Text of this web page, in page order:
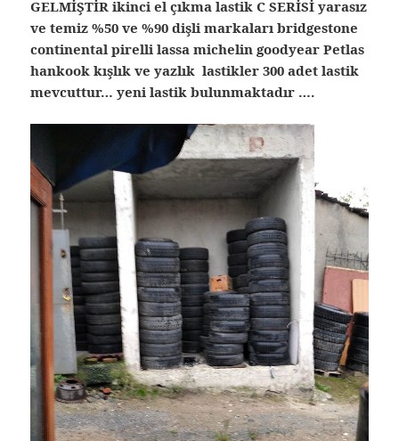
GELMİŞTİR ikinci el çıkma lastik C SERİSİ yarasız
ve temiz %50 ve %90 dişli markaları bridgestone
continental pirelli lassa michelin goodyear Petlas
hankook kışlık ve yazlık lastikler 300 adet lastik
mevcuttur… yeni lastik bulunmaktadır ….